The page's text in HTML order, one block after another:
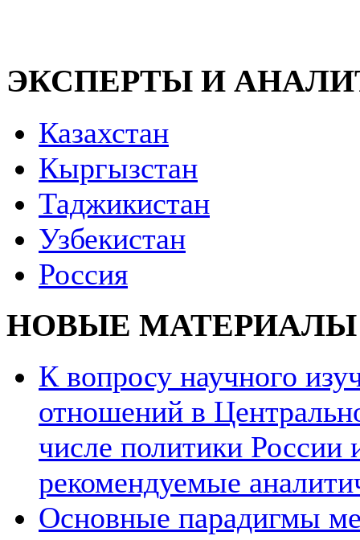
ЭКСПЕРТЫ И
Казахстан
Кыргызстан
Таджикистан
Узбекистан
Россия
НОВЫЕ МАТЕРИАЛЫ
К вопросу научного
отношений в
числе политики России
рекомендуемые
Основные парадигмы